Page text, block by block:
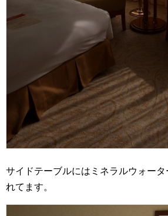
サイドテーブルにはミネラルウォー
れてます。